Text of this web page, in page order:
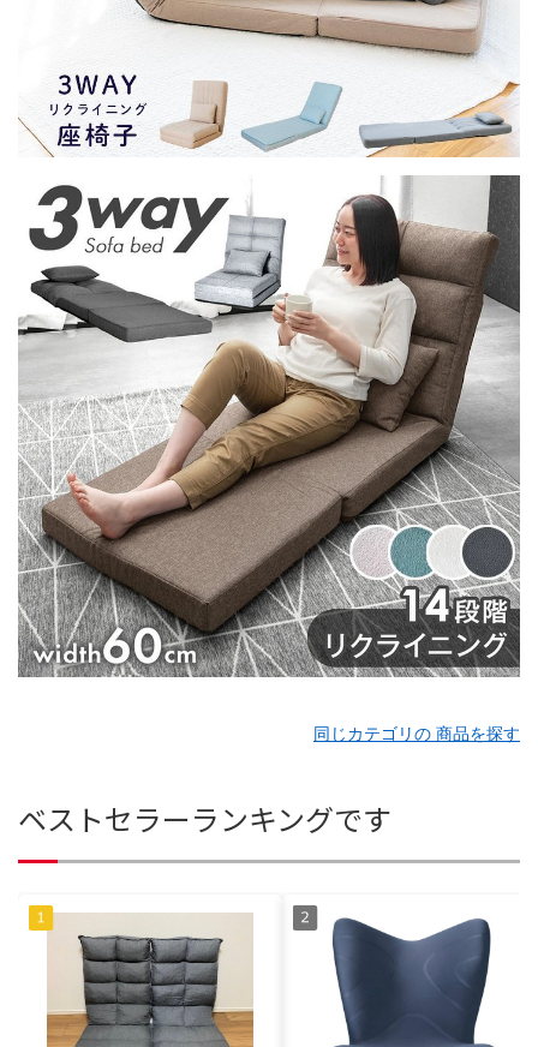
同じカテゴリの 商品を探す
ベストセラーランキングです